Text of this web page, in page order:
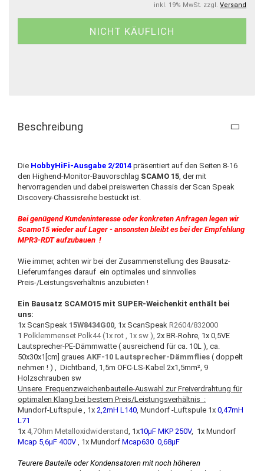
inkl. 19% MwSt. zzgl. Versand
Beschreibung
Die HobbyHiFi-Ausgabe 2/2014 präsentiert auf den Seiten 8-16
den Highend-Monitor-Bauvorschlag SCAMO 15, der mit
hervorragenden und dabei preiswerten Chassis der Scan Speak
Discovery-Chassisreihe bestückt ist.
Bei genügend Kundeninteresse oder konkreten Anfragen legen wir
Scamo15 wieder auf Lager - ansonsten bleibt es bei der Empfehlung
MPR3-RDT aufzubauen !
Wie immer, achten wir bei der Zusammenstellung des Bausatz-
Lieferumfanges darauf ein optimales und sinnvolles
Preis-/Leistungsverhältnis anzubieten !
Ein Bausatz SCAMO15 mit SUPER-Weichenkit enthält bei
uns:
1x ScanSpeak 15W8434G00, 1x ScanSpeak R2604/832000
1 Polklemmenset Polk44 (1x rot , 1x sw ), 2x BR-Rohre, 1x 0,5VE
Lautsprecher-PE-Dämmwatte ( ausreichend für ca. 10L ), ca.
50x30x1[cm] graues AKF-10 Lautsprecher-Dämmflies ( doppelt
nehmen ! ) , Dichtband, 1,5m OFC-LS-Kabel 2x1,5mm², 9
Holzschrauben sw
Unsere Frequenzweichenbauteile-Auswahl zur Freiverdrahtung für
optimalen Klang bei bestem Preis/Leistungsverhältnis :
Mundorf-Luftspule , 1x 2,2mH L140, Mundorf -Luftspule 1x 0,47mH
L71
1x 4,7Ohm Metalloxidwiderstand, 1x10µF MKP 250V, 1x Mundorf
Mcap 5,6µF 400V , 1x Mundorf Mcap630 0,68µF
Teurere Bauteile oder Kondensatoren mit noch höheren